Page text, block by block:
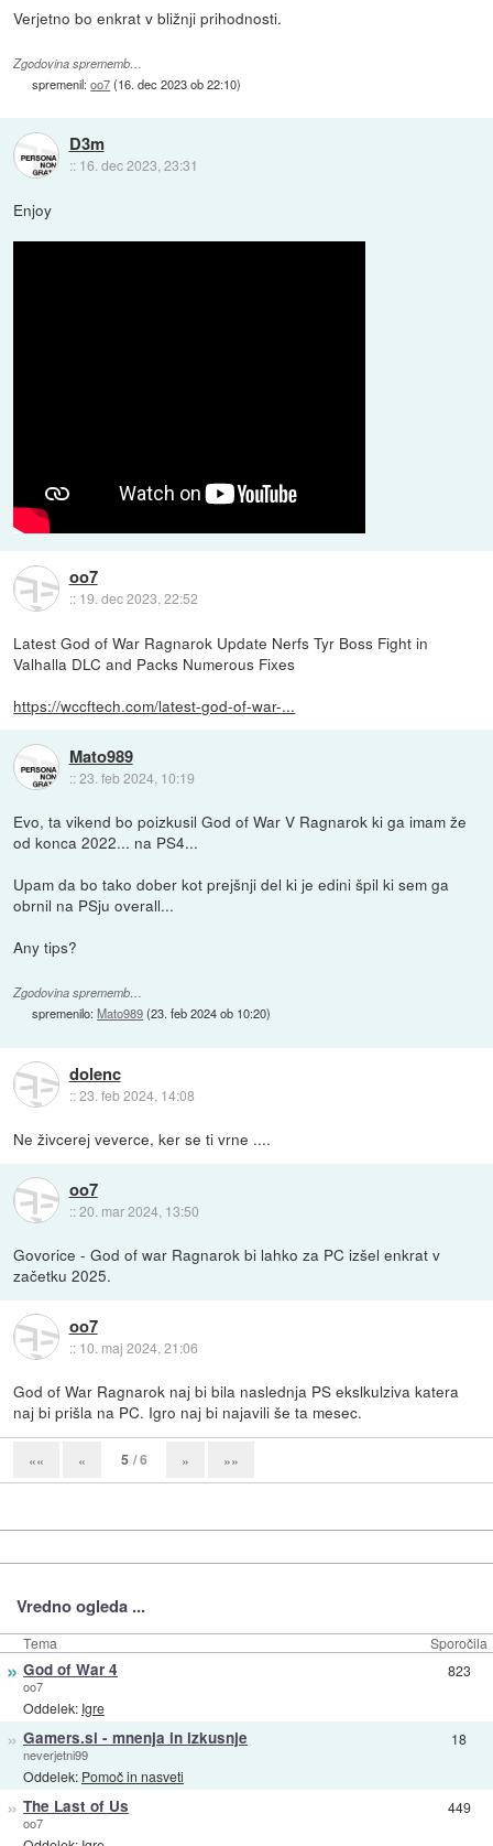
Verjetno bo enkrat v bližnji prihodnosti.
Zgodovina sprememb…
spremenil:oo7(16. dec 2023 ob 22:10)
D3m
:: 16. dec 2023, 23:31
Enjoy
oo7
:: 19. dec 2023, 22:52
Latest God of War Ragnarok Update Nerfs Tyr Boss Fight in
Valhalla DLC and Packs Numerous Fixes
https://wccftech.com/latest-god-of-war-...
Mato989
::23. feb 2024, 10:19
Evo, ta vikend bo poizkusil God of War V Ragnarok ki ga imam že
od konca 2022... na PS4...
Upam da bo tako dober kot prejšnji del ki je edini špil ki sem ga
obrnil na PSju overall...
Any tips?
Zgodovina sprememb…
spremenilo:Mato989(23. feb 2024 ob 10:20)
dolenc
::23. feb 2024, 14:08
Ne živcerej veverce, ker se ti vrne ....
oo7
::20. mar 2024, 13:50
Govorice - God of war Ragnarok bi lahko za PC izšel enkrat v
začetku 2025.
oo7
:: 10. maj 2024, 21:06
God of War Ragnarok naj bi bila naslednja PS ekslkulziva katera
naj bi prišla na PC. Igro naj bi najavili še ta mesec.
«« « 5 / 6 » »»
Vredno ogleda ...
Tema Sporočila
» God of War 4
oo7
Oddelek: Igre
823
» Gamers.si - mnenja in izkusnje
neverjetni99
Oddelek: Pomoč in nasveti
18
» The Last of Us
oo7
449